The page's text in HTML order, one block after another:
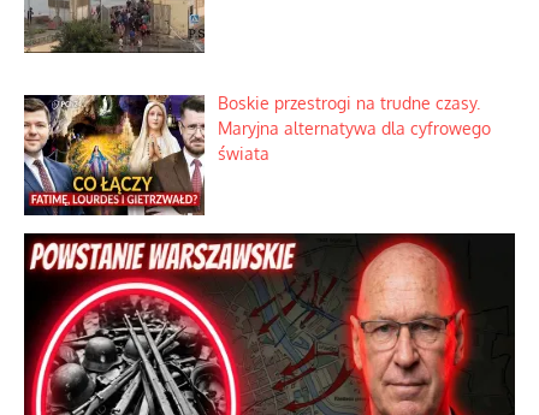
Wielka hiszpańska gościnność bez
granic